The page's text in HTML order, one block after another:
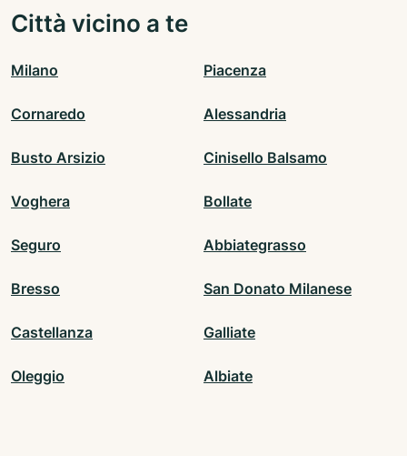
Città vicino a te
Milano Piacenza
Cornaredo Alessandria
Busto Arsizio Cinisello Balsamo
Voghera Bollate
Seguro Abbiategrasso
Bresso San Donato Milanese
Castellanza Galliate
Oleggio Albiate